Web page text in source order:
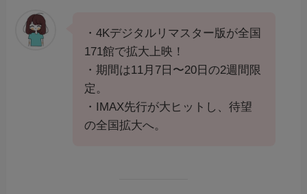
・4Kデジタルリマスター版が全国
171館で拡大上映！
・期間は11月7日〜20日の2週間限
定。
・IMAX先行が大ヒットし、待望
の全国拡大へ。